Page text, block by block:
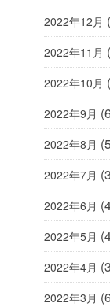
2022年12月
2022年11月
2022年10月
2022年9月
2022年8月
2022年7月
2022年6月
2022年5月
2022年4月
2022年3月